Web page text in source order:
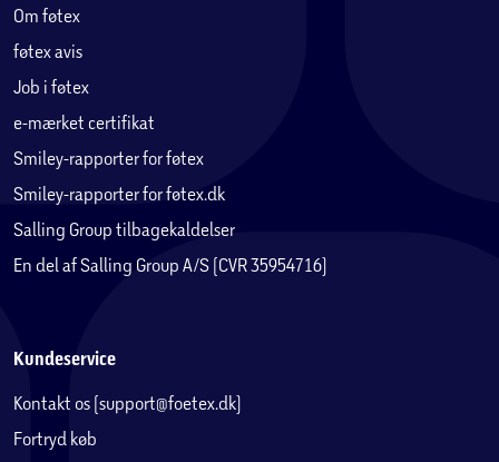
Om føtex
føtex avis
Job i føtex
e-mærket certifikat
Smiley-rapporter for føtex
Smiley-rapporter for føtex.dk
Salling Group tilbagekaldelser
En del af Salling Group A/S (CVR 35954716)
Kundeservice
Kontakt os (support@foetex.dk)
Fortryd køb